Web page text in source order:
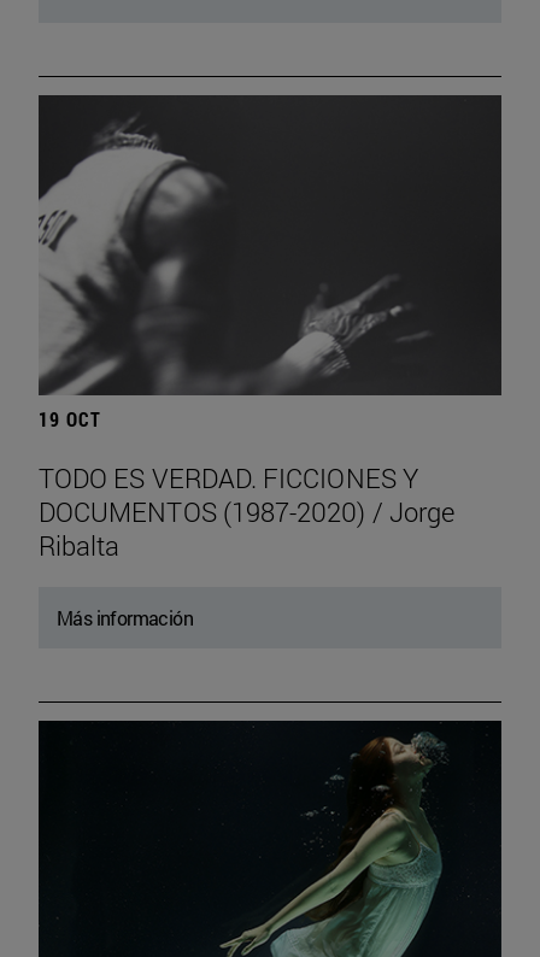
19 OCT
TODO ES VERDAD. FICCIONES Y
DOCUMENTOS (1987-2020) / Jorge
Ribalta
Más información